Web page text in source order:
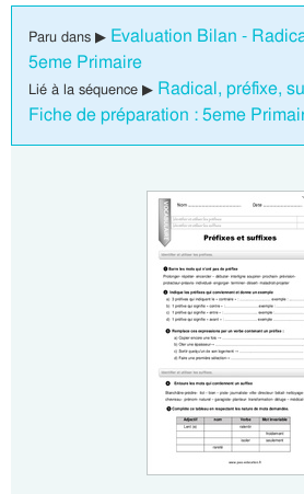
Paru dans ▶ Evaluation Bilan -
5eme Primaire
Lié à la séquence ▶ Radical, préfixe,
Fiche de préparation : 5eme